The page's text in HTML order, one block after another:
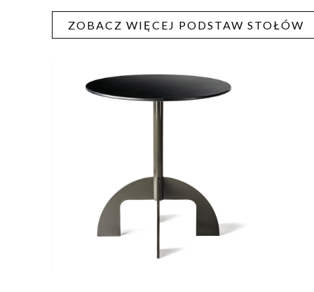
ZOBACZ WIĘCEJ PODSTAW STOŁÓW